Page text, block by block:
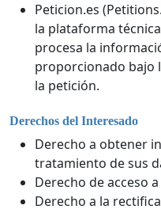
Peticion.es
la plataforma
procesa la
proporcionado bajo
la petición.
Derechos del Interesado
Derecho a obtener
tratamiento de sus
Derecho de acceso
Derecho a la